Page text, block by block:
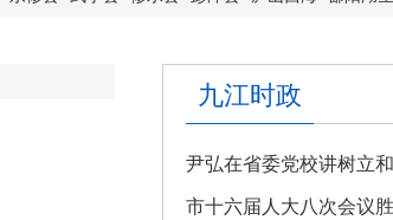
九江时政
尹弘在省委党校讲树立
教育专题党课
市十六届人大八次会议